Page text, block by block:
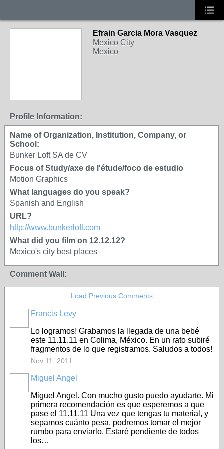
Efrain Garcia Mora Vasquez
Mexico City
Mexico
Profile Information:
Name of Organization, Institution, Company, or
School:
Bunker Loft SA de CV
Focus of Study/axe de l'étude/foco de estudio
Motion Graphics
What languages do you speak?
Spanish and English
URL?
http://www.bunkerloft.com
What did you film on 12.12.12?
Mexico's city best places
Comment Wall:
Load Previous Comments
Francis Levy
Lo logramos! Grabamos la llegada de una bebé
este 11.11.11 en Colima, México. En un rato subiré
fragmentos de lo que registramos. Saludos a todos!
Nov 11, 2011
Miguel Angel
Miguel Angel. Con mucho gusto puedo ayudarte. Mi
primera recomendación es que esperemos a que
pase el 11.11.11 Una vez que tengas tu material, y
sepamos cuánto pesa, podremos tomar el mejor
rumbo para enviarlo. Estaré pendiente de todos
los…